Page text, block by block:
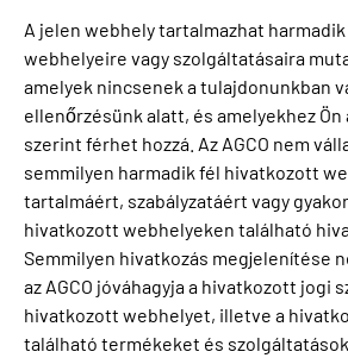
A jelen webhely tartalmazhat
webhelyeire vagy szolgáltatásaira
amelyek nincsenek a tulajdonunkban
ellenőrzésünk alatt, és amelyekhez Ön
szerint férhet hozzá. Az AGCO nem
semmilyen harmadik fél hivatkozott
tartalmáért, szabályzatáért vagy
hivatkozott webhelyeken található
Semmilyen hivatkozás megjelenítése
az AGCO jóváhagyja a hivatkozott jogi
hivatkozott webhelyet, illetve a
található termékeket és